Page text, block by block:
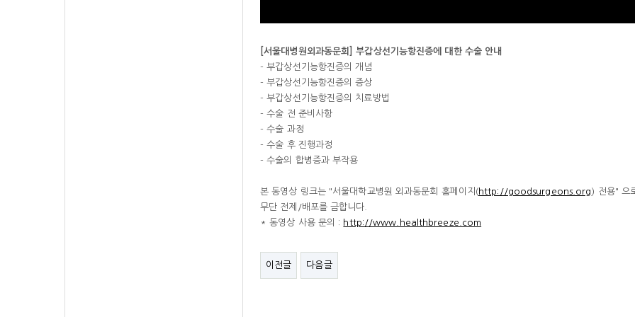
[서울대병원외과동문회] 부갑상선기능항진증에 대한 수술 안내
- 부갑상선기능항진증의 개념
- 부갑상선기능항진증의 증상
- 부갑상선기능항진증의 치료방법
- 수술 전 준비사항
- 수술 과정
- 수술 후 진행과정
- 수술의 합병증과 부작용
본 동영상 링크는 "서울대학교병원 외과동문회 홈페이지(http://goodsurgeons.org) 전용" 으
무단 전제/배포를 금합니다.
* 동영상 사용 문의 : http://www.healthbreeze.com
이전글 다음글